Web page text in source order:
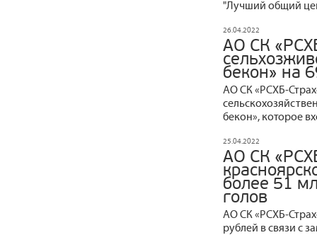
"Лучший общий
26.04.2022
АО СК
бекон» на
АО СК «РСХБ-
бекон», которое
25.04.2022
АО СК
более 51
голов
АО СК
рублей в связи с